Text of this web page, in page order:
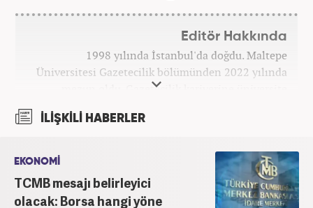
Editör Hakkında
1998 yılında İstanbul'da doğdu. Maltepe
Üniversitesi Gazetecilik bölümünden 2022 yılında
mezun oldu. Gazetecilik kariyerine üniversite
Gazetecilik kariyerini sürdürüyor. Meslek hayatına
'Editör' olarak devam ediyor.
İLİŞKİLİ HABERLER
EKONOMİ
TCMB mesajı belirleyici
olacak: Borsa hangi yöne